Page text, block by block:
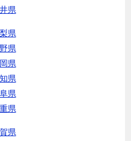
県
県
県
県
県
県
県
県